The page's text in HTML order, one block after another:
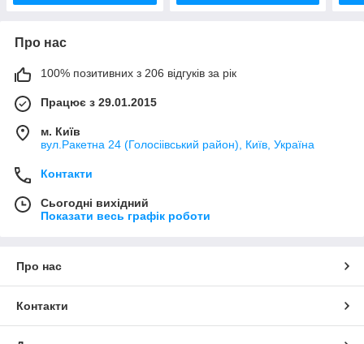
Про нас
100% позитивних з 206 відгуків за рік
Працює з 29.01.2015
м. Київ
вул.Ракетна 24 (Голосіівський район), Київ, Україна
Контакти
Сьогодні вихідний
Показати весь графік роботи
Про нас
Контакти